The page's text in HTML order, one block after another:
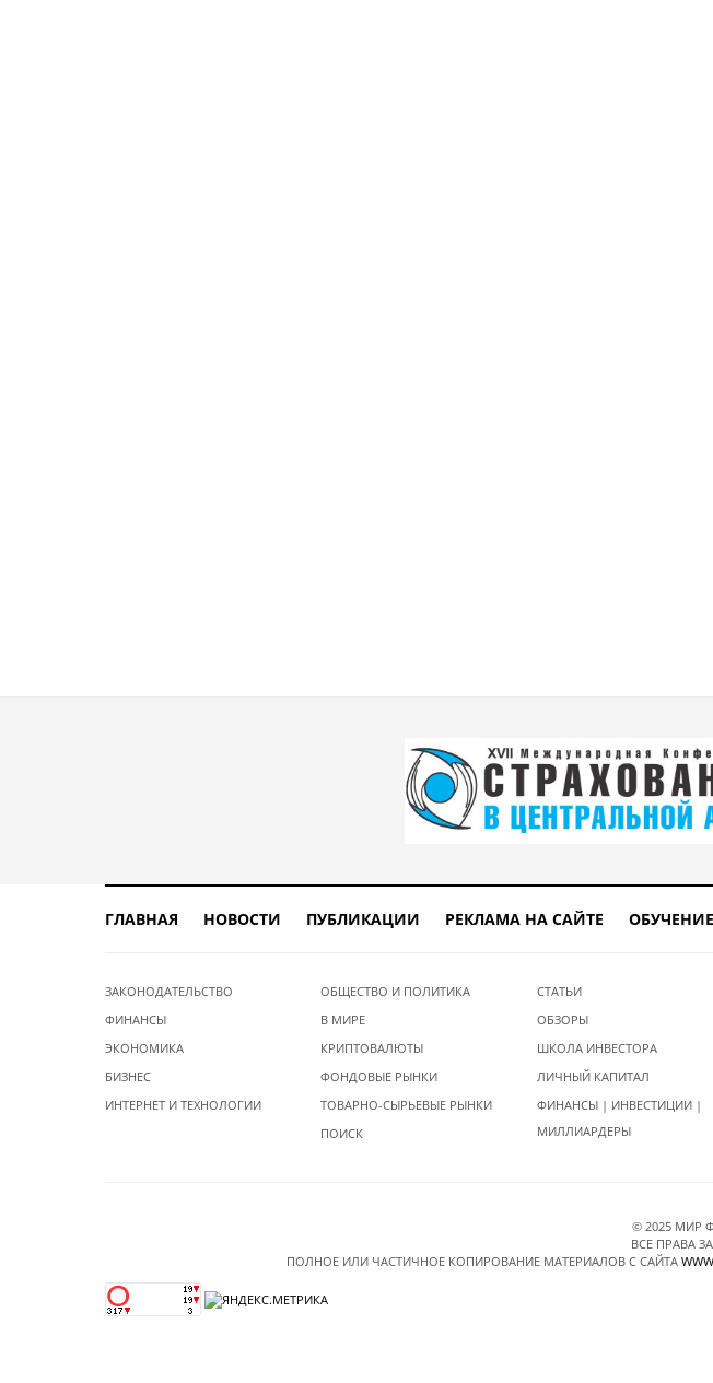
ГЛАВНАЯ НОВОСТИ ПУБЛИКАЦИИ РЕКЛАМА НА САЙТЕ ОБУЧЕНИЕ
ЗАКОНОДАТЕЛЬСТВО
ФИНАНСЫ
ЭКОНОМИКА
БИЗНЕС
ИНТЕРНЕТ И ТЕХНОЛОГИИ
ОБЩЕСТВО И ПОЛИТИКА
В МИРЕ
КРИПТОВАЛЮТЫ
ФОНДОВЫЕ РЫНКИ
ТОВАРНО-СЫРЬЕВЫЕ РЫНКИ
ПОИСК
СТАТЬИ
ОБЗОРЫ
ШКОЛА ИНВЕСТОРА
ЛИЧНЫЙ КАПИТАЛ
ФИНАНСЫ | ИНВЕСТИЦИИ |
МИЛЛИАРДЕРЫ
© 2025 МИР
ВСЕ ПРАВА
ПОЛНОЕ ИЛИ ЧАСТИЧНОЕ КОПИРОВАНИЕ МАТЕРИАЛОВ C САЙТА